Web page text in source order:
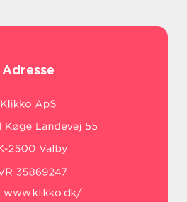
Adresse
www.klikko.dk/